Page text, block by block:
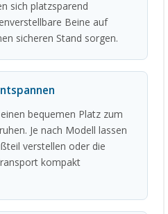
sich platzsparend
Beine auf
sicheren Stand sorgen.
bequemen Platz zum
Je nach Modell lassen
verstellen oder die
kompakt